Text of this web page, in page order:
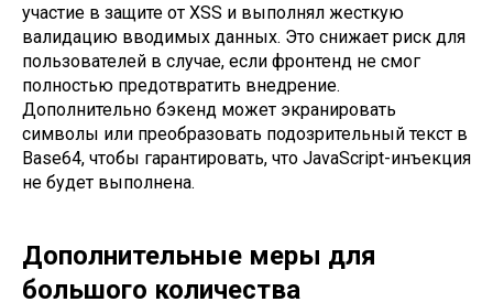
участие в защите от XSS и выполнял жесткую
валидацию вводимых данных. Это снижает риск для
пользователей в случае, если фронтенд не смог
полностью предотвратить внедрение.
Дополнительно бэкенд может экранировать
символы или преобразовать подозрительный текст в
Base64, чтобы гарантировать, что JavaScript-инъекция
не будет выполнена.
Дополнительные меры для
большого количества